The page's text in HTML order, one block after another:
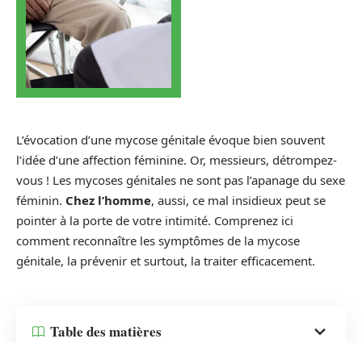
L’évocation d’une mycose génitale évoque bien souvent
l’idée d’une affection féminine. Or, messieurs, détrompez-
vous ! Les mycoses génitales ne sont pas l’apanage du sexe
féminin. Chez l’homme, aussi, ce mal insidieux peut se
pointer à la porte de votre intimité. Comprenez ici
comment reconnaître les symptômes de la mycose
génitale, la prévenir et surtout, la traiter efficacement.
Table des matières